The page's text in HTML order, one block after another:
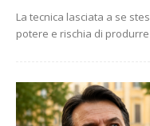
La tecnica lasciata a se
potere e rischia di